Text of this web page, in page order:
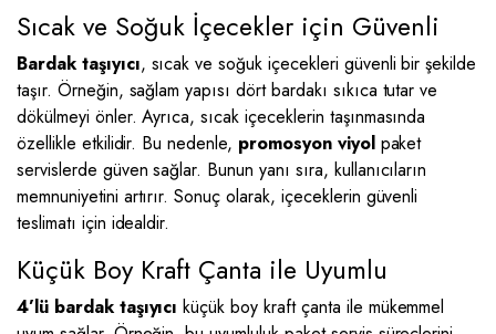
Sıcak ve Soğuk İçecekler için Güvenli
Bardak taşıyıcı, sıcak ve soğuk içecekleri güvenli bir şekilde
taşır. Örneğin, sağlam yapısı dört bardakı sıkıca tutar ve
dökülmeyi önler. Ayrıca, sıcak içeceklerin taşınmasında
özellikle etkilidir. Bu nedenle, promosyon viyolpaket
servislerde güven sağlar. Bunun yanı sıra, kullanıcıların
memnuniyetini artırır. Sonuç olarak, içeceklerin güvenli
teslimatı için idealdir.
Küçük Boy Kraft Çanta ile Uyumlu
4’lü bardak taşıyıcı küçük boy kraft çanta ile mükemmel